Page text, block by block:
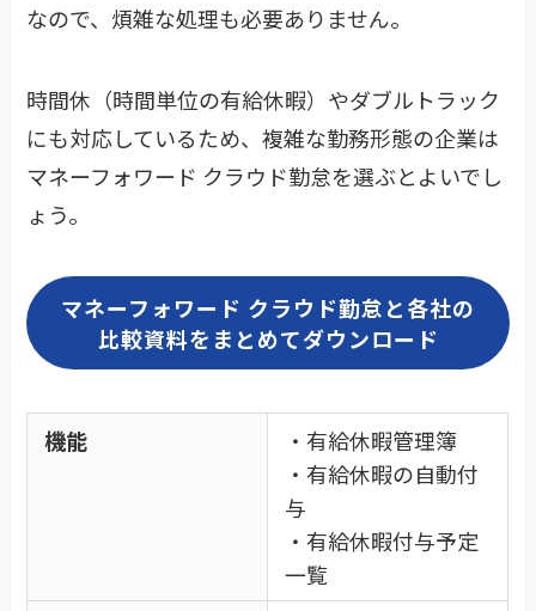
なので、煩雑な処理も必要ありません。
時間休（時間単位の有給休暇）やダブルトラック
にも対応しているため、複雑な勤務形態の企業は
マネーフォワード クラウド勤怠を選ぶとよいでし
ょう。
マネーフォワード クラウド勤怠と各社の
比較資料をまとめてダウンロード
機能
・有給休暇管理簿
・有給休暇の自動付
与
・有給休暇付与予定
一覧